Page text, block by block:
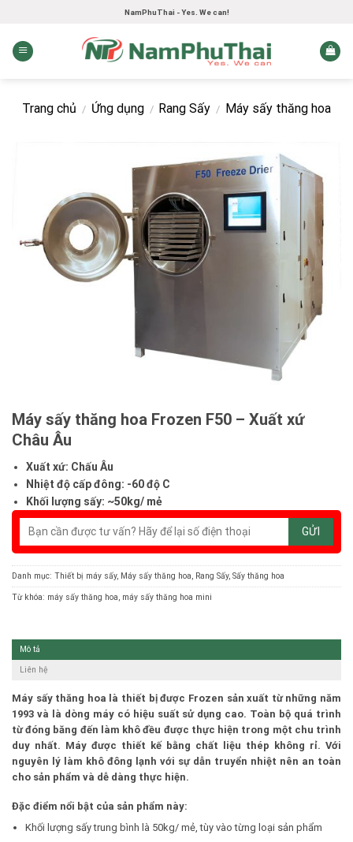
content
NamPhuThai - Yes. We can!
Trang chủ / Ứng dụng / Rang Sấy / Máy sấy thăng hoa
Máy sấy thăng hoa Frozen F50 – Xuất xứ
Châu Âu
Xuất xứ: Chấu Âu
Nhiệt độ cấp đông: -60 độ C
Khối lượng sấy: ~50kg/ mẻ
Danh mục: Thiết bị máy sấy, Máy sấy thăng hoa, Rang Sấy, Sấy thăng hoa
Từ khóa: máy sấy thăng hoa, máy sấy thăng hoa mini
Mô tả
Liên hệ
Máy sấy thăng hoa là thiết bị được Frozen sản xuất từ những năm
1993 và là dòng máy có hiệu suất sử dụng cao. Toàn bộ quá trình
từ đóng băng đến làm khô đều được thực hiện trong một chu trình
duy nhất. Máy được thiết kế bằng chất liệu thép không rỉ. Với
nguyên lý làm khô đông lạnh với sự dẫn truyển nhiệt nên an toàn
cho sản phẩm và dễ dàng thực hiện.
Đặc điểm nổi bật của sản phẩm này:
Khối lượng sấy trung bình là 50kg/ mẻ, tùy vào từng loại sản phẩm